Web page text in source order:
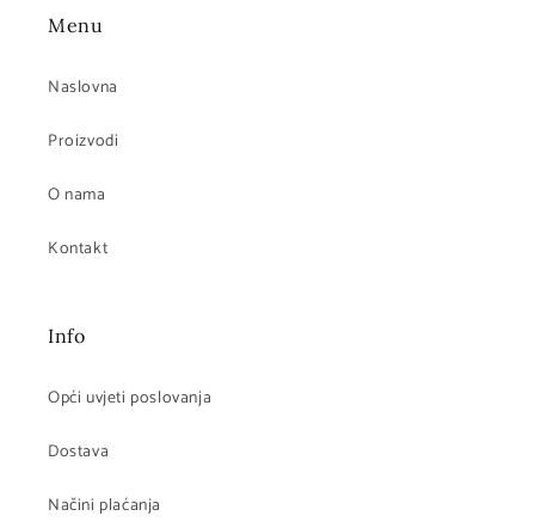
Menu
Naslovna
Proizvodi
O nama
Kontakt
Info
Opći uvjeti poslovanja
Dostava
Načini plaćanja